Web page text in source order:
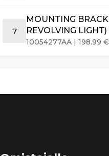
7
MOUNTING
REVOLVING LIGHT)
10054277AA |198.99€